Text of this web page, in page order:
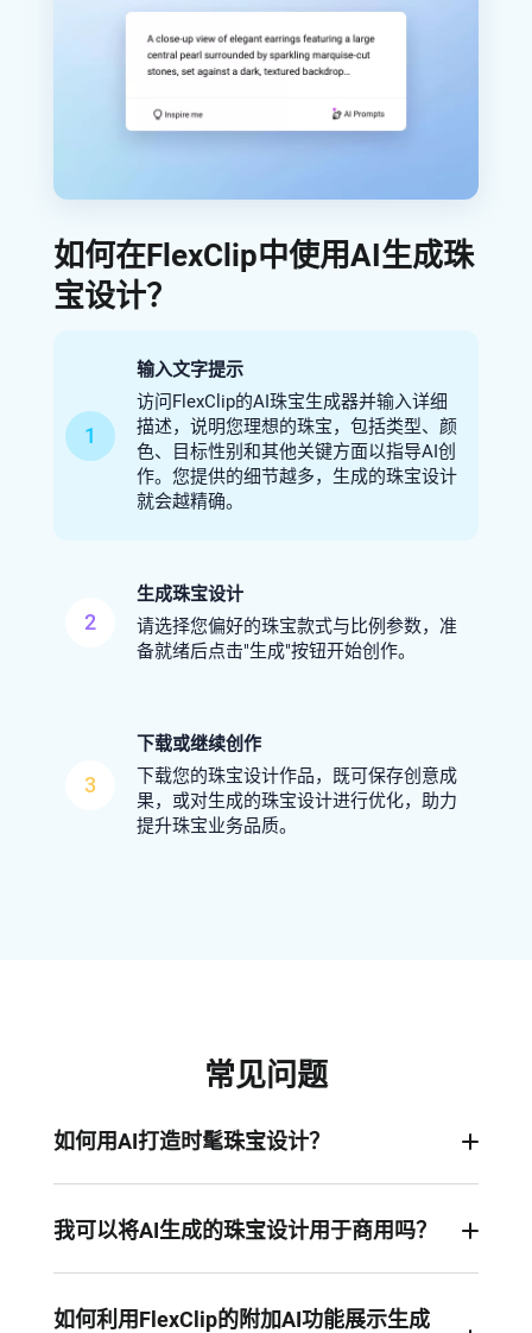
如何在FlexClip中使用AI生成珠
宝设计？
1
输入文字提示
访问FlexClip的AI珠宝生成器并输入详细
描述，说明您理想的珠宝，包括类型、颜
色、目标性别和其他关键方面以指导AI创
作。您提供的细节越多，生成的珠宝设计
就会越精确。
2
生成珠宝设计
请选择您偏好的珠宝款式与比例参数，准
备就绪后点击"生成"按钮开始创作。
3
下载或继续创作
下载您的珠宝设计作品，既可保存创意成
果，或对生成的珠宝设计进行优化，助力
提升珠宝业务品质。
常见问题
如何用AI打造时髦珠宝设计？
宝设计，只需简单几步：在文本框中详细描述您构
我可以将AI生成的珠宝设计用于商用吗？
用于个人及商业用途。
如何利用FlexClip的附加AI功能展示生成